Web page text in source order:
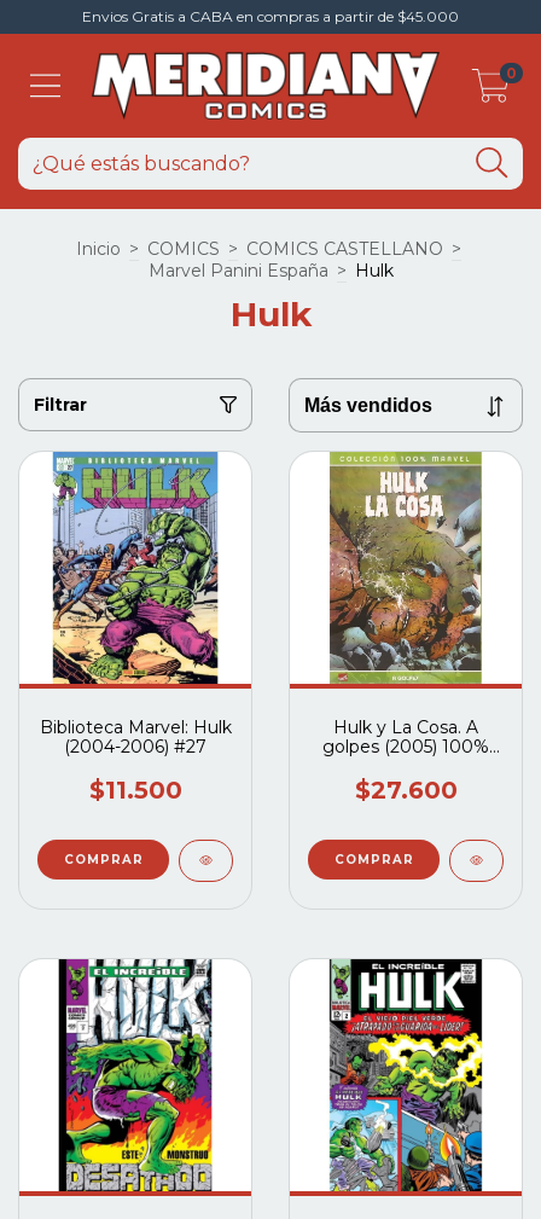
Envios Gratis a CABA en compras a partir de $45.000
0
Inicio > COMICS > COMICS CASTELLANO >
Marvel Panini España > Hulk
Hulk
Filtrar
Biblioteca Marvel: Hulk
(2004-2006) #27
$11.500
Hulk y La Cosa. A
golpes (2005) 100%
$27.600